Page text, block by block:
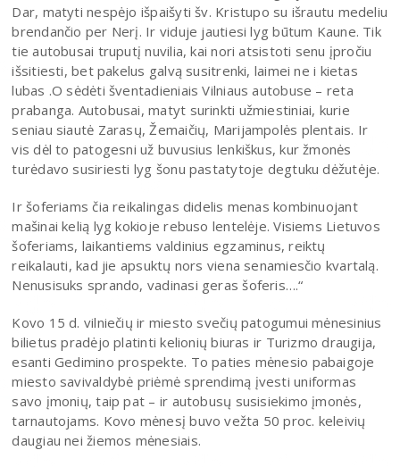
Dar, matyti nespėjo išpaišyti šv. Kristupo su išrautu medeliu
brendančio per Nerį. Ir viduje jautiesi lyg būtum Kaune. Tik
tie autobusai truputį nuvilia, kai nori atsistoti senu įpročiu
išsitiesti, bet pakelus galvą susitrenki, laimei ne i kietas
lubas .O sėdėti šventadieniais Vilniaus autobuse – reta
prabanga. Autobusai, matyt surinkti užmiestiniai, kurie
seniau siautė Zarasų, Žemaičių, Marijampolės plentais. Ir
vis dėl to patogesni už buvusius lenkiškus, kur žmonės
turėdavo susiriesti lyg šonu pastatytoje degtuku dėžutėje.
Ir šoferiams čia reikalingas didelis menas kombinuojant
mašinai kelią lyg kokioje rebuso lentelėje. Visiems Lietuvos
šoferiams, laikantiems valdinius egzaminus, reiktų
reikalauti, kad jie apsuktų nors viena senamiesčio kvartalą.
Nenusisuks sprando, vadinasi geras šoferis….“
Kovo 15 d. vilniečių ir miesto svečių patogumui mėnesinius
bilietus pradėjo platinti kelionių biuras ir Turizmo draugija,
esanti Gedimino prospekte. To paties mėnesio pabaigoje
miesto savivaldybė priėmė sprendimą įvesti uniformas
savo įmonių, taip pat – ir autobusų susisiekimo įmonės,
tarnautojams. Kovo mėnesį buvo vežta 50 proc. keleivių
daugiau nei žiemos mėnesiais.